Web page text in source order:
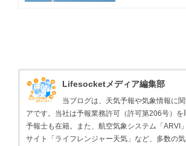
Lifesocketメディア編集部
当ブログは、天気予報や気象情報に
アです。当社は予報業務許可（許可第206号）を
予報士も在籍。また、航空気象システム「ARVI
サイト「ライフレンジャー天気」など、多数の